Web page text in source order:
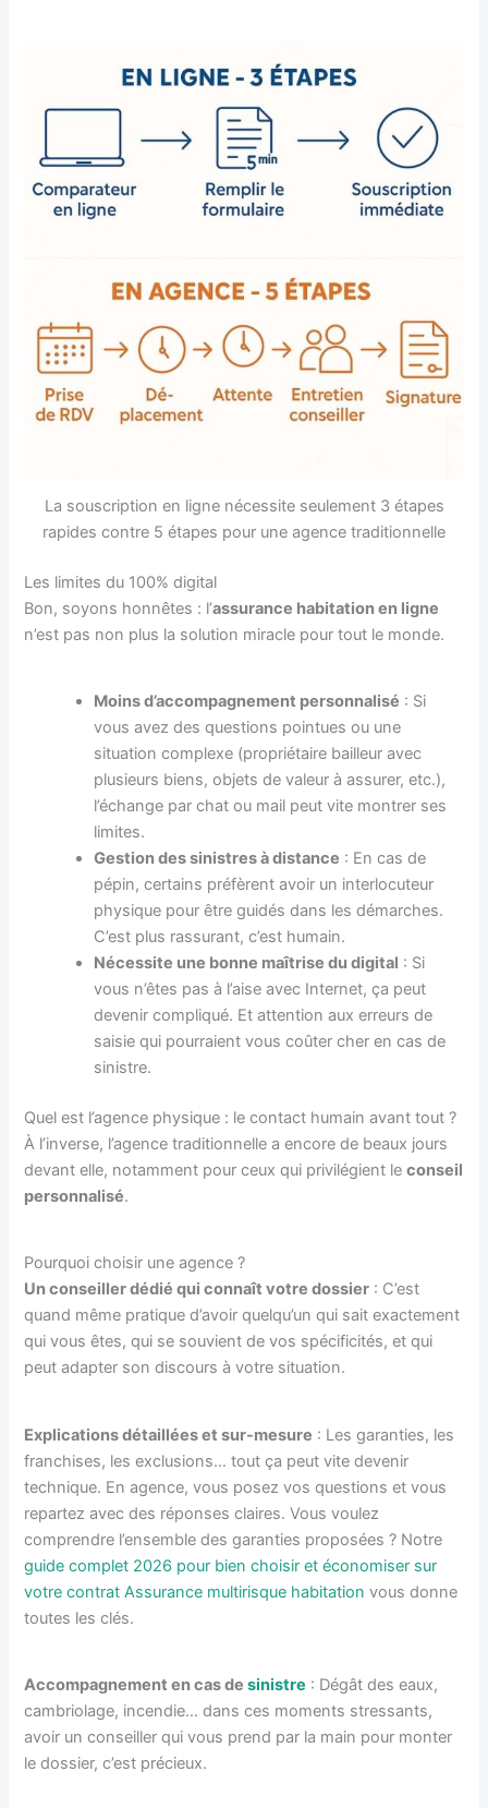
La souscription en ligne nécessite seulement 3 étapes
rapides contre 5 étapes pour une agence traditionnelle
Les limites du 100% digital
Bon, soyons honnêtes : l’assurance habitation en ligne
n’est pas non plus la solution miracle pour tout le monde.
Moins d’accompagnement personnalisé : Si
vous avez des questions pointues ou une
situation complexe (propriétaire bailleur avec
plusieurs biens, objets de valeur à assurer, etc.),
l’échange par chat ou mail peut vite montrer ses
limites.
Gestion des sinistres à distance : En cas de
pépin, certains préfèrent avoir un interlocuteur
physique pour être guidés dans les démarches.
C’est plus rassurant, c’est humain.
Nécessite une bonne maîtrise du digital : Si
vous n’êtes pas à l’aise avec Internet, ça peut
devenir compliqué. Et attention aux erreurs de
saisie qui pourraient vous coûter cher en cas de
sinistre.
Quel est l’agence physique : le contact humain avant tout ?
À l’inverse, l’agence traditionnelle a encore de beaux jours
devant elle, notamment pour ceux qui privilégient leconseil
personnalisé.
Pourquoi choisir une agence ?
Un conseiller dédié qui connaît votre dossier : C’est
quand même pratique d’avoir quelqu’un qui sait exactement
qui vous êtes, qui se souvient de vos spécificités, et qui
peut adapter son discours à votre situation.
Explications détaillées et sur-mesure : Les garanties, les
franchises, les exclusions… tout ça peut vite devenir
technique. En agence, vous posez vos questions et vous
repartez avec des réponses claires. Vous voulez
comprendre l’ensemble des garanties proposées ? Notre
guide complet 2026 pour bien choisir et économiser sur
votre contrat Assurance multirisque habitation vous donne
toutes les clés.
Accompagnement en cas desinistre : Dégât des eaux,
cambriolage, incendie… dans ces moments stressants,
avoir un conseiller qui vous prend par la main pour monter
le dossier, c’est précieux.